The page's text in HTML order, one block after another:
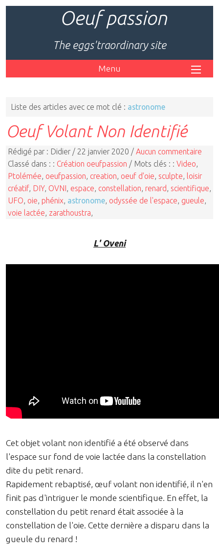
Oeuf passion
The eggs'traordinary site
Menu
Liste des articles avec ce mot clé : astronome
Oeuf Volant Non Identifié
Rédigé par : Didier / 22 janvier 2020 / Aucun commentaire
Classé dans : : Création oeufpassion / Mots clés : : Video
Ptolémée oeufpassion creation oeuf d'oie sculpte
loisir
créatif, DIY, OVNI espace constellation renard scientifique
UFO oie phénix astronome odyssée de l'espace gueule
voie lactée zarathoustra
L' Oveni
Cet objet volant non identifié a été observé dans
l'espace sur fond de voie lactée dans la constellation
dite du petit renard.
Rapidement rebaptisé, œuf volant non identifié, il n'en
finit pas d'intriguer le monde scientifique. En effet, la
constellation du petit renard était associée à la
constellation de l'oie. Cette dernière a disparu dans la
gueule du renard !